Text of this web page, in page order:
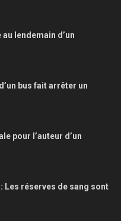
lendemain d’un
bus fait arrêter un
pour l’auteur d’un
Les réserves de sang sont